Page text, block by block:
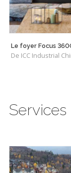
Le foyer Focus